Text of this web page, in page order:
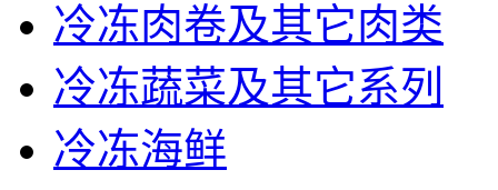
冷冻肉卷及其它肉类
冷冻蔬菜及其它系列
冷冻海鲜